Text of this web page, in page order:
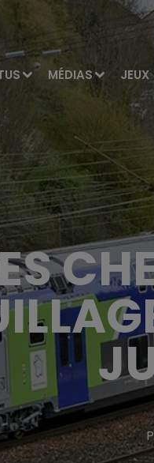
MÉDIAS JEUX